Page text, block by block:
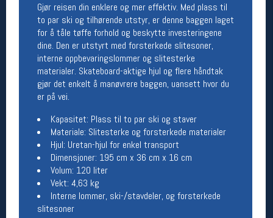
Gjør reisen din enklere og mer effektiv. Med plass til
to par ski og tilhørende utstyr, er denne baggen laget
for å tåle tøffe forhold og beskytte investeringene
dine. Den er utstyrt med forsterkede slitesoner,
interne oppbevaringslommer og slitesterke
materialer. Skateboard-aktige hjul og flere håndtak
gjør det enkelt å manøvrere baggen, uansett hvor du
er på vei.
Kapasitet: Plass til to par ski og staver
Materiale: Slitesterke og forsterkede materialer
Hjul: Uretan-hjul for enkel transport
Dimensjoner: 195 cm x 36 cm x 16 cm
Volum: 120 liter
Vekt: 4,63 kg
Interne lommer, ski-/stavdeler, og forsterkede
slitesoner
Telefon: 23 32 62 00
(telefontid man-fredag klokken 10-13)
Vis i kart
Om oss
Kontakt oss
Åpningstider butikk
Man-Fredag:
11-18
Lørdag:
11-16
Team Oslo Sportslager
Magasinet
Medlemstilbud og aktiviteter